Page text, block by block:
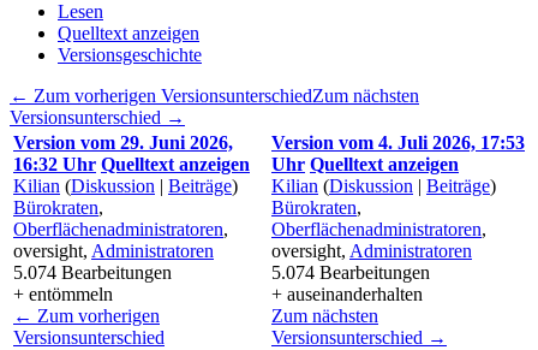
Lesen
Quelltext anzeigen
Versionsgeschichte
← Zum vorherigen VersionsunterschiedZum nächsten
Versionsunterschied →
Version vom 29. Juni 2026,
16:32 Uhr Quelltext anzeigen
Kilian (Diskussion | Beiträge)
Bürokraten,
Oberflächenadministratoren,
oversight, Administratoren
5.074 Bearbeitungen
+ entömmeln
← Zum vorherigen
Versionsunterschied
Version vom 4. Juli 2026, 17:53
Uhr Quelltext anzeigen
Kilian (Diskussion | Beiträge)
Bürokraten,
Oberflächenadministratoren,
oversight, Administratoren
5.074 Bearbeitungen
+ auseinanderhalten
Zum nächsten
Versionsunterschied →